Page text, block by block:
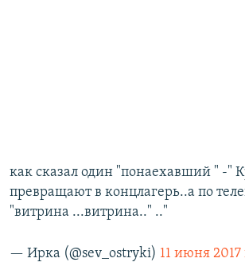
как сказал один "понаехавший " -"
превращают в концлагерь..а по
"витрина ...витрина.." .."
— Ирка (@sev_ostryki) 11 июня 2017